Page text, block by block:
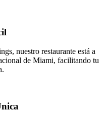
nuestro restaurante está a
de Miami, facilitando tu